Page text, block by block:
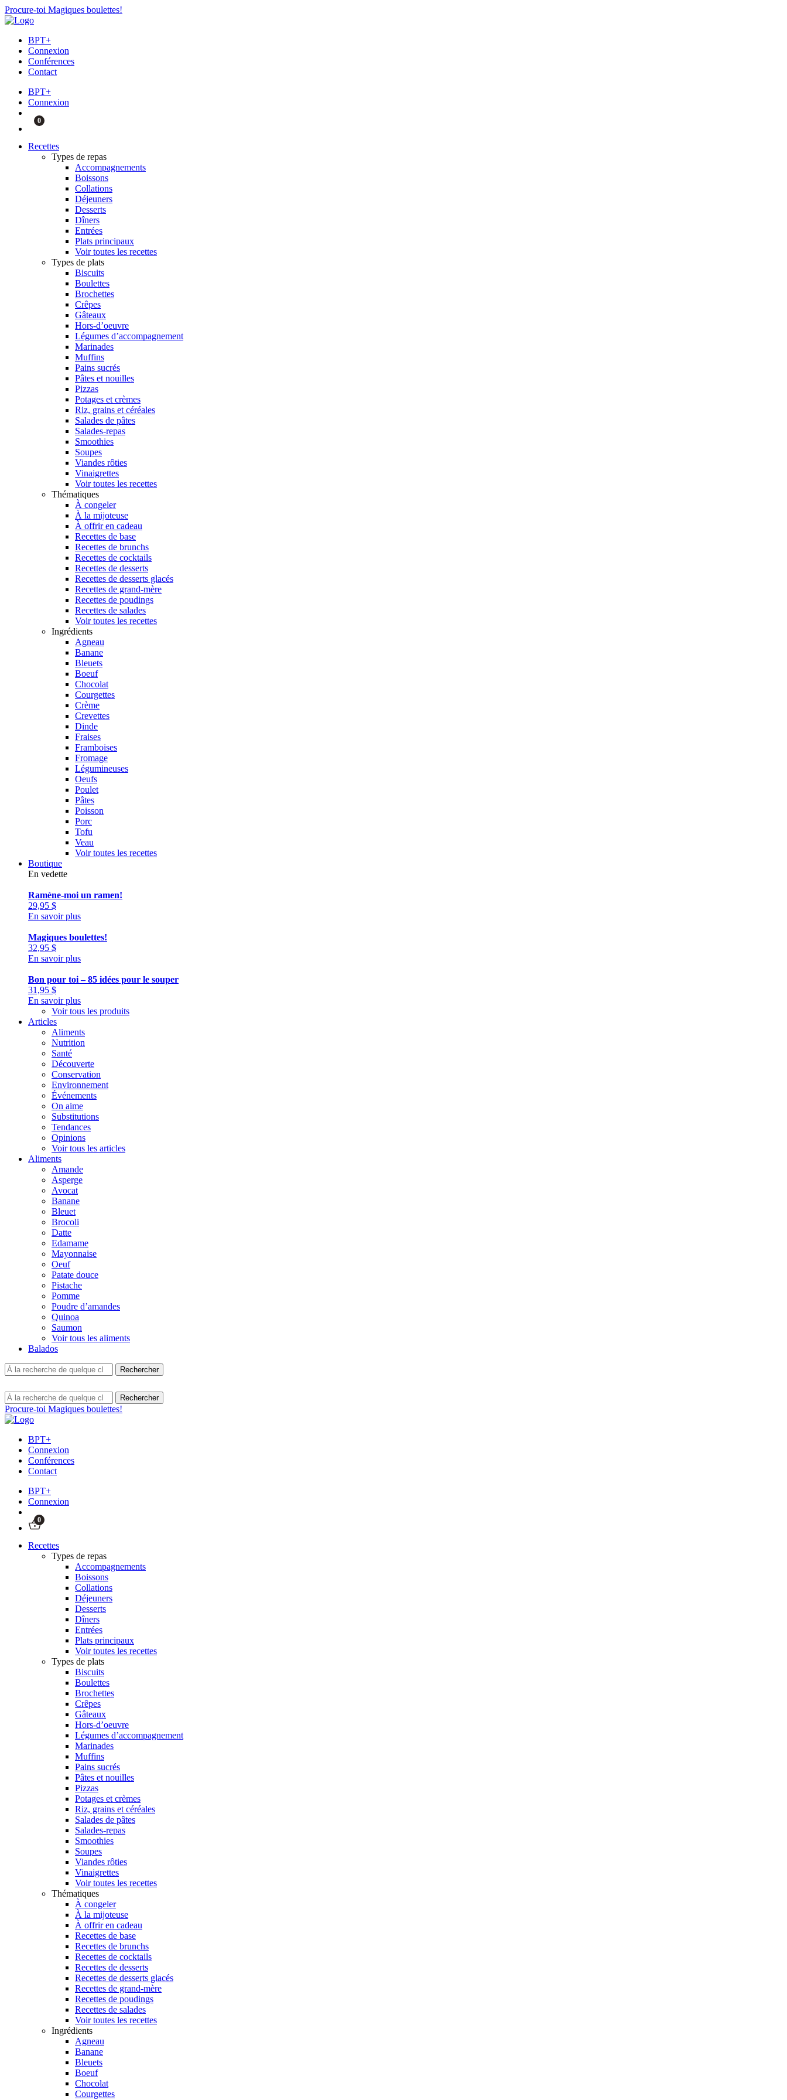
Procure-toi Magiques boulettes!
BPT+
Connexion
Conférences
Contact
BPT+
Connexion
0
Recettes
Types de repas
Accompagnements
Boissons
Collations
Déjeuners
Desserts
Dîners
Entrées
Plats principaux
Voir toutes les recettes
Types de plats
Biscuits
Boulettes
Brochettes
Crêpes
Gâteaux
Hors-d’oeuvre
Légumes d’accompagnement
Marinades
Muffins
Pains sucrés
Pâtes et nouilles
Pizzas
Potages et crèmes
Riz, grains et céréales
Salades de pâtes
Salades-repas
Smoothies
Soupes
Viandes rôties
Vinaigrettes
Voir toutes les recettes
Thématiques
À congeler
À la mijoteuse
À offrir en cadeau
Recettes de base
Recettes de brunchs
Recettes de cocktails
Recettes de desserts
Recettes de desserts glacés
Recettes de grand-mère
Recettes de poudings
Recettes de salades
Voir toutes les recettes
Ingrédients
Agneau
Banane
Bleuets
Boeuf
Chocolat
Courgettes
Crème
Crevettes
Dinde
Fraises
Framboises
Fromage
Légumineuses
Oeufs
Poulet
Pâtes
Poisson
Porc
Tofu
Veau
Voir toutes les recettes
Boutique
En vedette
Ramène-moi un ramen!
29,95 $
En savoir plus
Magiques boulettes!
32,95 $
En savoir plus
Bon pour toi – 85 idées pour le souper
31,95 $
En savoir plus
Voir tous les produits
Articles
Aliments
Nutrition
Santé
Découverte
Conservation
Environnement
Événements
On aime
Substitutions
Tendances
Opinions
Voir tous les articles
Aliments
Amande
Asperge
Avocat
Banane
Bleuet
Brocoli
Datte
Edamame
Mayonnaise
Oeuf
Patate douce
Pistache
Pomme
Poudre d’amandes
Quinoa
Saumon
Voir tous les aliments
Balados
Procure-toi Magiques boulettes!
BPT+
Connexion
Conférences
Contact
BPT+
Connexion
0
Recettes
Types de repas
Accompagnements
Boissons
Collations
Déjeuners
Desserts
Dîners
Entrées
Plats principaux
Voir toutes les recettes
Types de plats
Biscuits
Boulettes
Brochettes
Crêpes
Gâteaux
Hors-d’oeuvre
Légumes d’accompagnement
Marinades
Muffins
Pains sucrés
Pâtes et nouilles
Pizzas
Potages et crèmes
Riz, grains et céréales
Salades de pâtes
Salades-repas
Smoothies
Soupes
Viandes rôties
Vinaigrettes
Voir toutes les recettes
Thématiques
À congeler
À la mijoteuse
À offrir en cadeau
Recettes de base
Recettes de brunchs
Recettes de cocktails
Recettes de desserts
Recettes de desserts glacés
Recettes de grand-mère
Recettes de poudings
Recettes de salades
Voir toutes les recettes
Ingrédients
Agneau
Banane
Bleuets
Boeuf
Chocolat
Courgettes